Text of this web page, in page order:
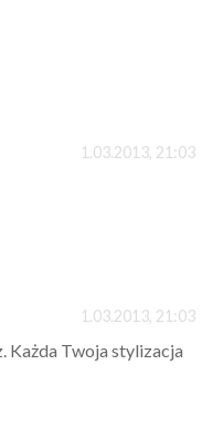
1.03.2013, 21:03
1.03.2013, 21:03
Każda Twoja stylizacja